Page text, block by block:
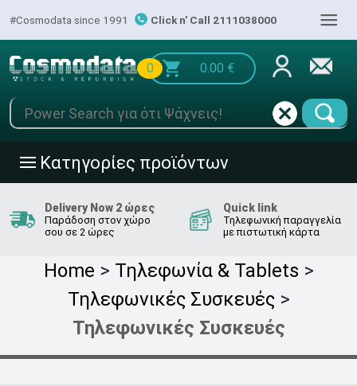
#Cosmodata since 1991 Click n' Call 2111038000 |||
0 0.00 €
||| Κατηγορίες προϊόντων
Delivery Now 2 ώρες
Παράδοση στον χώρο
σου σε 2 ώρες
Quick link
Τηλεφωνική παραγγελία
με πιστωτική κάρτα
Home > Τηλεφωνία & Tablets >
Τηλεφωνικές Συσκευές>
Τηλεφωνικές Συσκευές